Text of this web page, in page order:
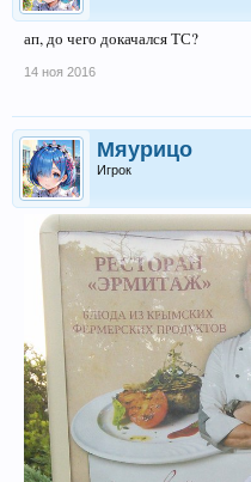
ап, до чего докачался ТС?
14 ноя 2016
Мяурицо
Игрок